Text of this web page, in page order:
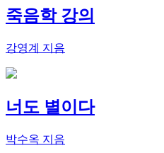
죽음학 강의
강영계 지음
너도 별이다
박수옥 지음